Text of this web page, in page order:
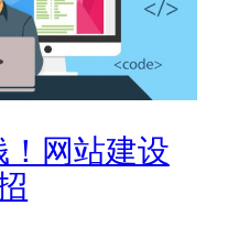
网站建设